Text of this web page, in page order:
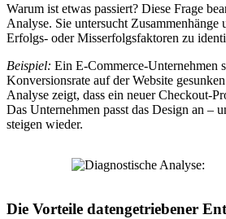
Warum ist etwas passiert? Diese Frage
Analyse. Sie untersucht Zusammenhänge
Erfolgs- oder Misserfolgsfaktoren zu
Beispiel: Ein E-Commerce-Unternehmen
Konversionsrate auf der Website
Analyse zeigt, dass ein neuer Checkout-
Das Unternehmen passt das Design an –
steigen wieder.
Die Vorteile datengetriebener